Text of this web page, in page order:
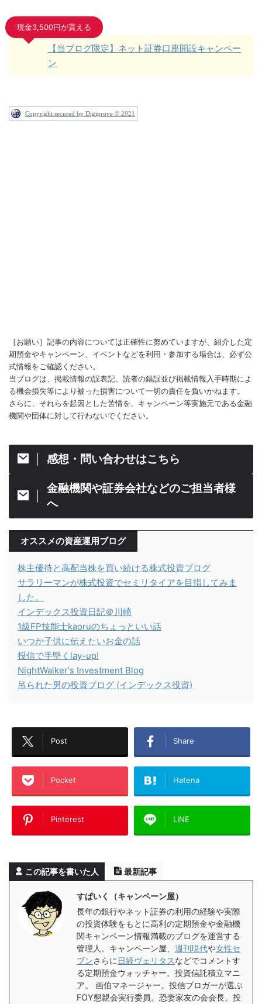
現金3,500円が貰える
【当ブログ限定】ネット証券口座開設キャンペー
ン
Copyright secured by Digiprove © 2021
［お願い］記事の内容については正確性に努めていますが、紹介した定
期預金やキャンペーン、イベントなどを利用・参加する場合は、必ず公
式情報をご確認ください。
当ブログは、掲載情報の誤表記、読者の錯誤並び掲載情報入手時期によ
る機会損失等により被った損害について一切の責任を負いかねます。
さらに、それらを起因とした苦情を、キャンペーン等実施元である金融
機関や団体に対して行わないでください。
感想・問い合わせはこちら
金融機関や証券会社などのご担当者様
へ
オススメの資産運用ブログ
株主優待と高配当株を買い続ける株式投資ブログ
サラリーマンが株式投資でセミリタイアを目指してみま
した。
インデックス投資日記＠川崎
1級FP技能士kaoruのちょっといい話
いつか子供に伝えたいお金の話
投信で手堅くlay-up!
NightWalker's Investment Blog
吊られた男の投資ブログ (インデックス投資)
Post Share
Pocket Hatena
Pinterest LINE
この記事を書いた人 最新記事
すぱいく（キャンペーン屋）
長年の銀行やネット証券の利用の経験や実際
の投資体験をもとに高利の定期預金や金融機
関キャンペーン情報満載のブログを運営する
管理人。キャンペーン屋、 週刊現代や女性セ
ブンさらに 日経ヴェリタスなどでコメントす
る定期預金ウォッチャー。投資信託積立マニ
ア。 画伯マネージャー。投信ブロガーが選ぶ
FOY懇親会実行委員。恐妻家友の会会長。投